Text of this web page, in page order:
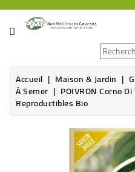
CATÉGORIE
ÉPICERIE
THÉ,
Accueil Maison & Jardin
À Semer POIVRON Corno
Reproductibles Bio
Rupture de stock